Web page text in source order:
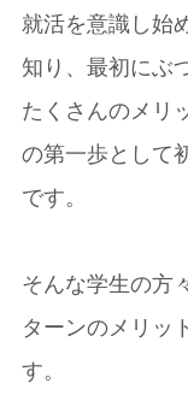
就活を意識し始
知り、最初にぶ
たくさんのメリ
の第一歩として
です。
そんな学生の方
ターンのメリッ
す。